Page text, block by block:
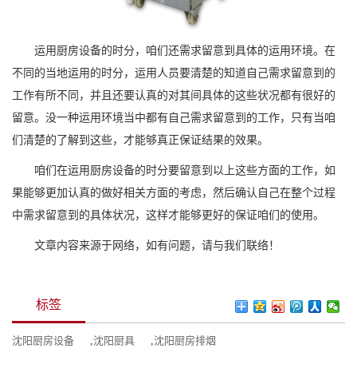
运用厨房设备的时分，咱们还需求留意到具体的运用环境。在
不同的当地运用的时分，运用人员要清楚的知道自己需求留意到的
工作有所不同，并且还要认真的对其间具体的这些状况都有很好的
留意。没一种运用环境当中都有自己需求留意到的工作，只有当咱
们清楚的了解到这些，才能够真正保证结果的效果。
咱们在运用厨房设备的时分要留意到以上这些方面的工作，如
果能够更加认真的做好相关方面的考虑，然后确认自己在整个过程
中需求留意到的具体状况，这样才能够更好的保证咱们的使用。
文章内容来源于网络，如有问题，请与我们联络！
标签
沈阳厨房设备 ,沈阳厨具 ,沈阳厨房排烟